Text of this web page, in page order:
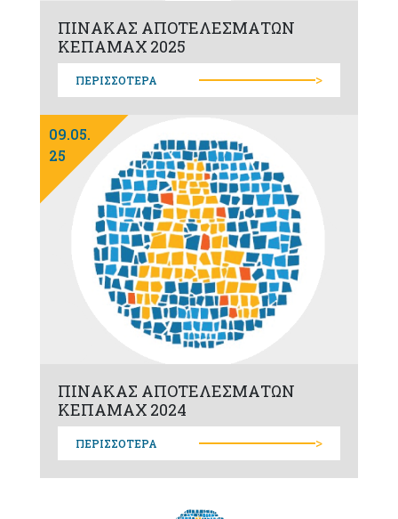
ΠΙΝΑΚΑΣ ΑΠΟΤΕΛΕΣΜΑΤΩΝ
ΚΕΠΑΜΑΧ 2025
ΠΕΡΙΣΣΟΤΕΡΑ >
09.05.
25
ΠΙΝΑΚΑΣ ΑΠΟΤΕΛΕΣΜΑΤΩΝ
ΚΕΠΑΜΑΧ 2024
ΠΕΡΙΣΣΟΤΕΡΑ >